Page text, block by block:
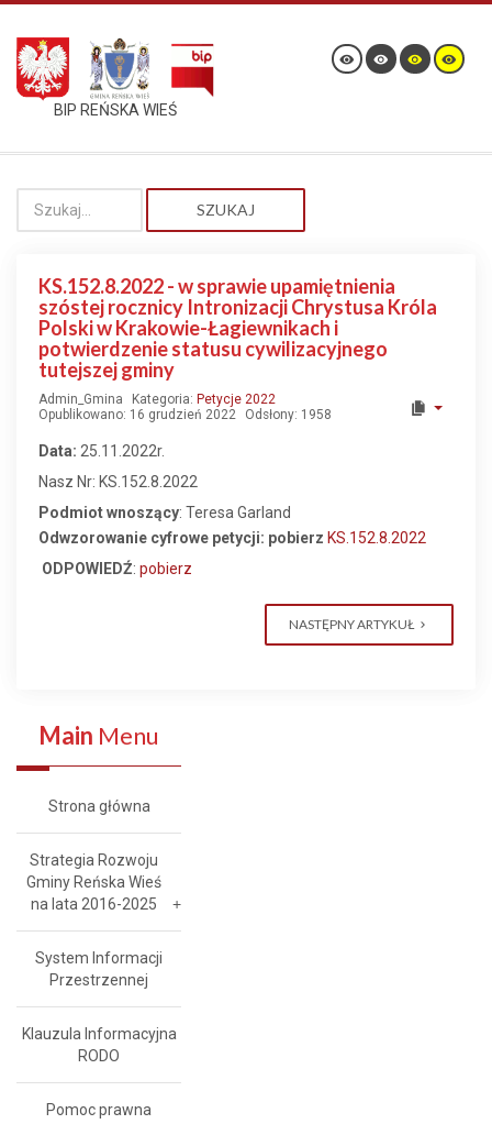
BIP REŃSKA WIEŚ
SZUKAJ
KS.152.8.2022 - w sprawie upamiętnienia
szóstej rocznicy Intronizacji Chrystusa Króla
Polski w Krakowie-Łagiewnikach i
potwierdzenie statusu cywilizacyjnego
tutejszej gminy
Admin_Gmina Kategoria: Petycje 2022
Opublikowano: 16 grudzień 2022
Odsłony: 1958
Data: 25.11.2022r.
Nasz Nr: KS.152.8.2022
Podmiot wnoszący: Teresa Garland
Odwzorowanie cyfrowe petycji: pobierz KS.152.8.2022
ODPOWIEDŹ: pobierz
NASTĘPNY ARTYKUŁ
Main Menu
Strona główna
Strategia Rozwoju
Gminy Reńska Wieś
na lata 2016-2025
System Informacji
Przestrzennej
Klauzula Informacyjna
RODO
Pomoc prawna